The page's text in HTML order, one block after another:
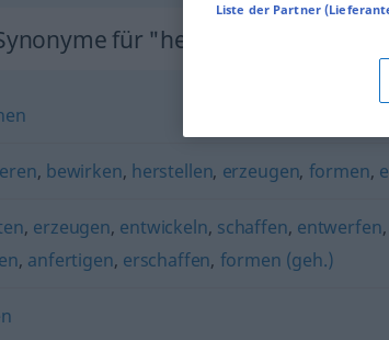
für "hervorbringen"
, bewirken, herstellen, erzeugen, formen,
, erzeugen, entwickeln, schaffen, entwerfen,
, anfertigen, erschaffen, formen (geh.)
Liste der Partner